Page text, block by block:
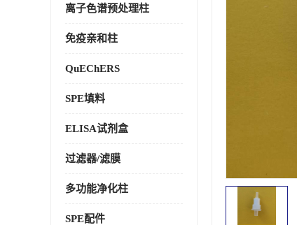
离子色谱预处理柱
免疫亲和柱
QuEChERS
SPE填料
ELISA试剂盒
过滤器/滤膜
多功能净化柱
SPE配件